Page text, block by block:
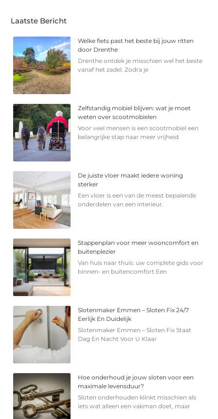
Laatste Bericht
Welke fiets past het beste bij jouw ritten
door Drenthe
Drenthe ontdek je misschien wel het beste
vanaf het zadel. Zodra je
Zelfstandig mobiel blijven: wat je moet
weten over scootmobielen
Voor veel mensen is een scootmobiel een
belangrijke stap naar meer vrijheid
De juiste vloer maakt iedere woning
sterker
Een vloer is een van de meest bepalende
onderdelen van een interieur.
Stappenplan voor meer wooncomfort en
buitenplezier
Van huis naar thuis: uw complete gids voor
binnen- en buitencomfort Een
Slotenmaker Emmen – Sloten Fix 24/7
Eerlijk En Duidelijk
Slotenmaker Emmen – Sloten Fix Staat
Dag En Nacht Voor U Klaar
Hoe onderhoud je jouw sloten voor een
maximale levensduur?
Sloten onderhouden klinkt misschien als
iets wat alleen een vakman doet, maar